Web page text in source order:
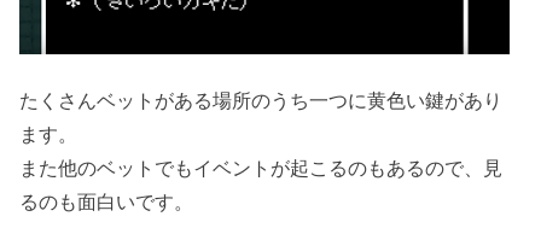
たくさんベットがある場所のうち一つに黄色い鍵があり
ます。
また他のベットでもイベントが起こるのもあるので、見
るのも面白いです。